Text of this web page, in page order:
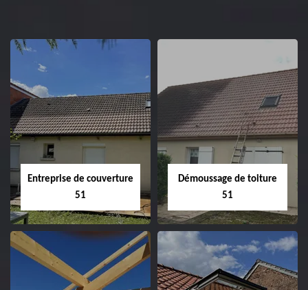
Entreprise de couverture
51
Démoussage de toiture
51